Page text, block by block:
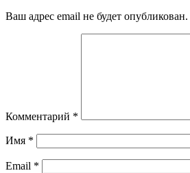
Ваш адрес email не будет опубликован.
Комментарий *
Имя *
Email *